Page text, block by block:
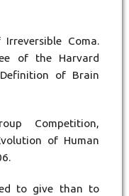
Irreversible Coma.
of the Harvard
of Brain
Competition,
of Human
to give than to